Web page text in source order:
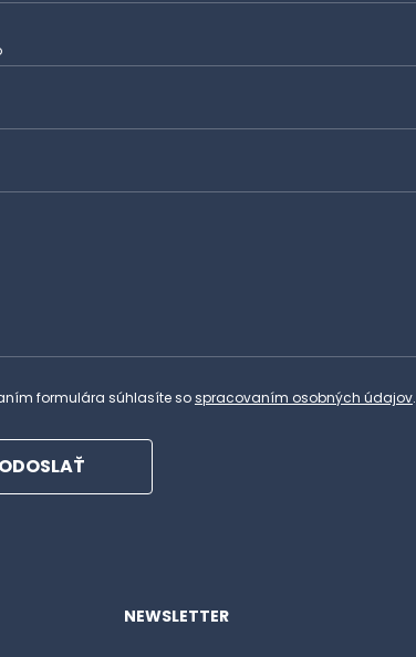
formulára súhlasíte sospracovaním osobných údajov.
ODOSLAŤ
NEWSLETTER